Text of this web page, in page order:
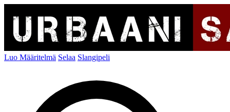
Luo Määritelmä Selaa Slangipeli